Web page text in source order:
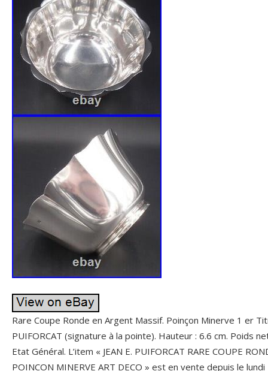
Rare Coupe Ronde en Argent Massif. Poinçon Minerve 1 er
PUIFORCAT (signature à la pointe). Hauteur : 6.6 cm. Poids
Etat Général. L’item « JEAN E. PUIFORCAT RARE COUPE
POINCON MINERVE ART DECO » est en vente depuis le